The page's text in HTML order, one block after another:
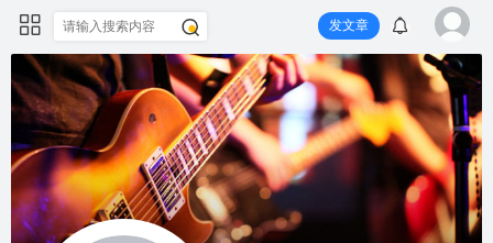
发文章